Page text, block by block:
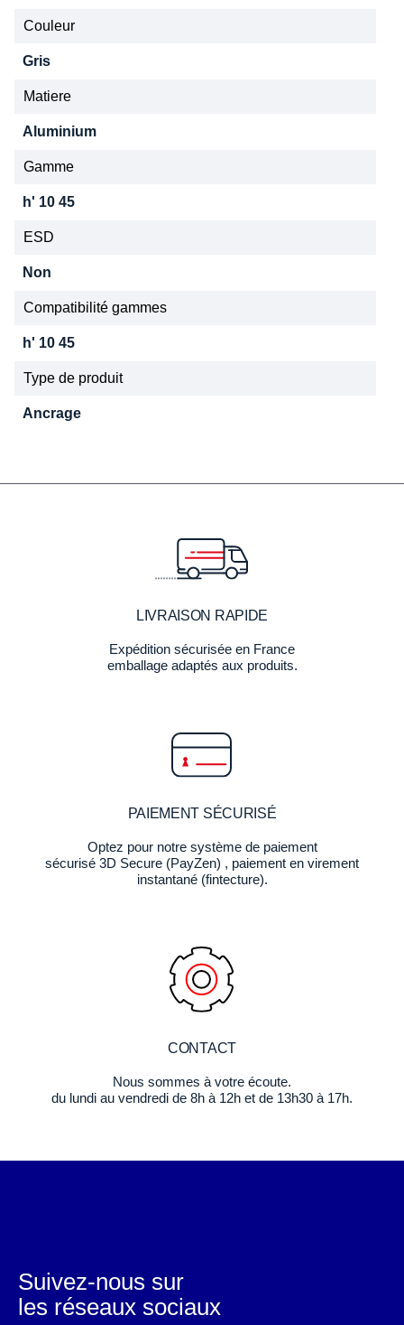
Couleur
Gris
Matiere
Aluminium
Gamme
h' 10 45
ESD
Non
Compatibilité gammes
h' 10 45
Type de produit
Ancrage
LIVRAISON RAPIDE
Expédition sécurisée en France
emballage adaptés aux produits.
PAIEMENT SÉCURISÉ
Optez pour notre système de paiement
sécurisé 3D Secure (PayZen) , paiement en virement
instantané (fintecture).
CONTACT
Nous sommes à votre écoute.
du lundi au vendredi de 8h à 12h et de 13h30 à 17h.
Suivez-nous sur
les réseaux sociaux